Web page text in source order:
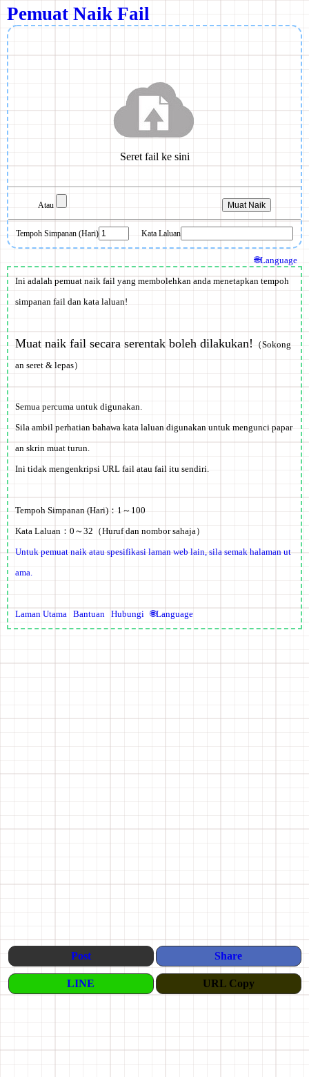
Pemuat Naik Fail
Atau
Tempoh Simpanan (Hari) Kata Laluan
Ini adalah pemuat naik fail yang membolehkan anda menetapkan tempoh
simpanan fail dan kata laluan!
Muat naik fail secara serentak boleh dilakukan!
（Sokong
an seret & lepas）
Semua percuma untuk digunakan.
Sila ambil perhatian bahawa kata laluan digunakan untuk mengunci papar
an skrin muat turun.
Ini tidak mengenkripsi URL fail atau fail itu sendiri.
Tempoh Simpanan (Hari)：1～100
Kata Laluan：0～32（Huruf dan nombor sahaja）
Untuk pemuat naik atau spesifikasi laman web lain, sila semak halaman ut
ama.
Laman Utama Bantuan Hubungi 🌐Language
🌐Language
Post Share
LINE URL Copy